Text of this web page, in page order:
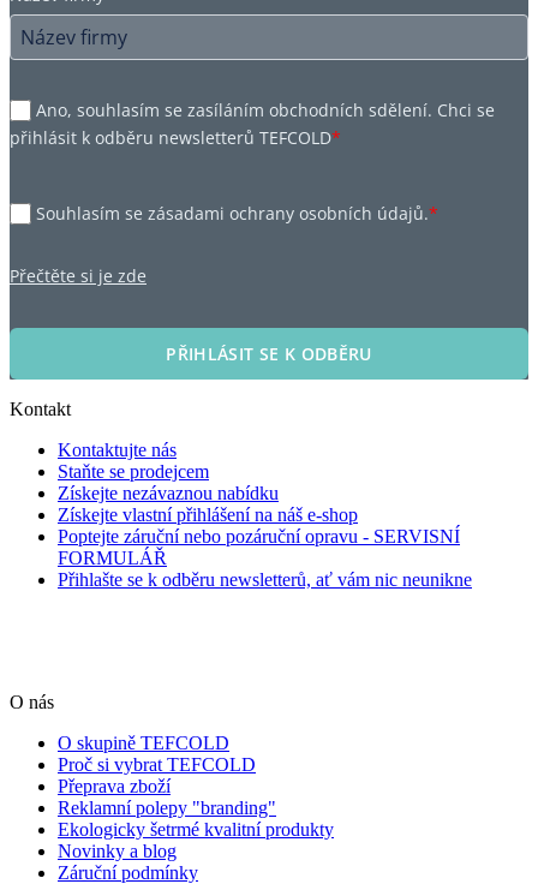
Ano, souhlasím se zasíláním obchodních sdělení. Chci se
přihlásit k odběru newsletterů TEFCOLD*
Souhlasím se zásadami ochrany osobních údajů.*
Přečtěte si je zde
PŘIHLÁSIT SE K ODBĚRU
Kontakt
Kontaktujte nás
Staňte se prodejcem
Získejte nezávaznou nabídku
Získejte vlastní přihlášení na náš e-shop
Poptejte záruční nebo pozáruční opravu - SERVISNÍ
FORMULÁŘ
Přihlašte se k odběru newsletterů, ať vám nic neunikne
O nás
O skupině TEFCOLD
Proč si vybrat TEFCOLD
Přeprava zboží
Reklamní polepy "branding"
Ekologicky šetrmé kvalitní produkty
Novinky a blog
Záruční podmínky